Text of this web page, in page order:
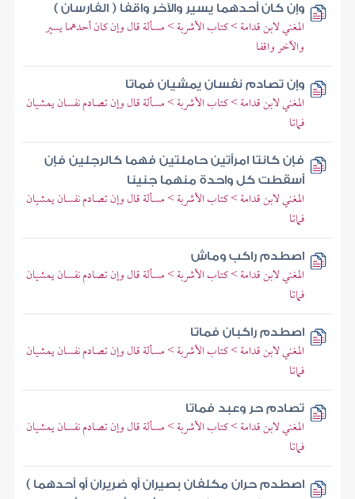
وإن كان أحدهما يسير والآخر واقفا ( الفارسان )
المغني لابن قدامة > كتاب الأشربة > مسألة قال وإن كان أحدهما يسير
والآخر واقفا
وإن تصادم نفسان يمشيان فماتا
المغني لابن قدامة > كتاب الأشربة > مسألة قال وإن تصادم نفسان يمشيان
فماتا
فإن كانتا امرأتين حاملتين فهما كالرجلين فإن
أسقطت كل واحدة منهما جنينا
المغني لابن قدامة > كتاب الأشربة > مسألة قال وإن تصادم نفسان يمشيان
فماتا
اصطدم راكب وماش
المغني لابن قدامة > كتاب الأشربة > مسألة قال وإن تصادم نفسان يمشيان
فماتا
اصطدم راكبان فماتا
المغني لابن قدامة > كتاب الأشربة > مسألة قال وإن تصادم نفسان يمشيان
فماتا
تصادم حر وعبد فماتا
المغني لابن قدامة > كتاب الأشربة > مسألة قال وإن تصادم نفسان يمشيان
فماتا
اصطدم حران مكلفان بصيران أو ضريران أو أحدهما )